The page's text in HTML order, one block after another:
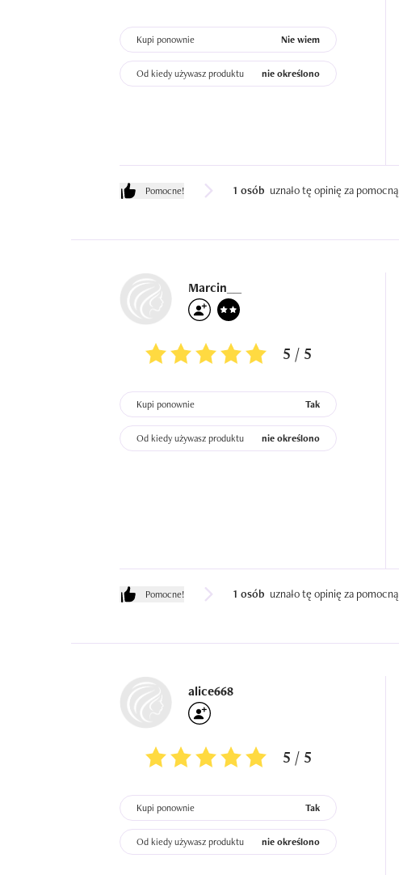
Kupi ponownie Nie wiem
Od kiedy używasz produktu nie określono
Pomocne! 1 osób uznało tę opinię za pomocną
Marcin__
5 / 5
Kupi ponownie Tak
Od kiedy używasz produktu nie określono
Pomocne! 1 osób uznało tę opinię za pomocną
alice668
5 / 5
Kupi ponownie Tak
Od kiedy używasz produktu nie określono